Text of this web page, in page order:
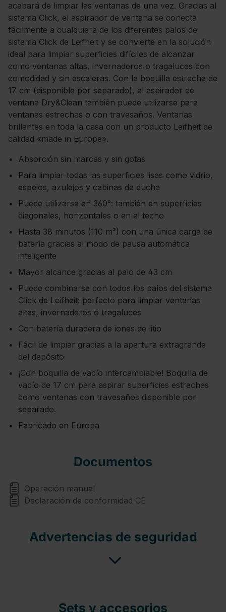
acabará de limpiar las ventanas de una vez. Gracias al
sistema Click, el aspirador de ventana se conecta
fácilmente a cualquiera de los diferentes palos de
sistema Click de Leifheit y se convierte en la solución
ideal para limpiar superficies difíciles de alcanzar
como ventanas altas, invernaderos o tragaluces con
comodidad y sin escaleras. Con la boquilla estrecha de
17 cm (disponible por separado), el aspirador de
ventana Dry&Clean también puede utilizarse para
ventanas estrechas o con travesaños. Ventanas
brillantes en toda la casa con un producto Leifheit de
calidad «made in Europe».
Absorción sin marcas y sin gotas
Para limpiar todas las superficies lisas como vidrio,
espejos, azulejos y cabinas de ducha
Puede utilizarse en 360°: también en superficies
diagonales, horizontales o en el techo
Hasta 38 minutos (110 m²) con una única carga de
batería gracias al modo de pausa automática
inteligente
Mayor alcance gracias al palo de 43 cm
Puede combinarse con todos los palos del sistema
Click de Leifheit: perfecto para limpiar ventanas
altas, invernaderos o tragaluces
Con batería duradera de iones de litio
Fácil de limpiar gracias a la apertura extragrande
del depósito
¡Con boquilla de vacío intercambiable! Boquilla de
vacío de 17 cm para aspirar superficies estrechas
como ventanas con travesaños disponible por
separado.
Fabricado en Europa
Documentos
Operación manual
Declaración de conformidad CE
Advertencias de seguridad
Sets y accesorios